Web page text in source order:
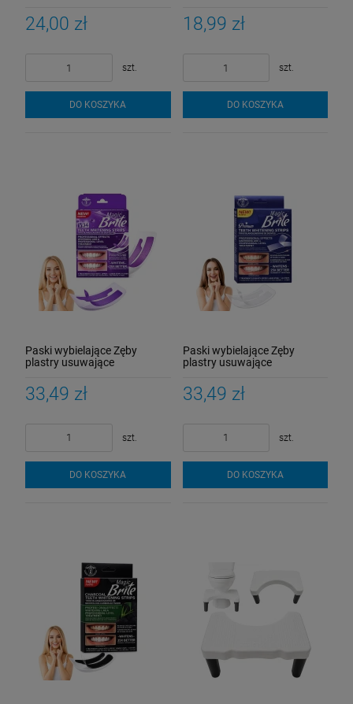
24,00 zł
szt.
DO KOSZYKA
18,99 zł
szt.
DO KOSZYKA
Paski wybielające Zęby
plastry usuwające
33,49 zł
szt.
DO KOSZYKA
Paski wybielające Zęby
plastry usuwające
33,49 zł
szt.
DO KOSZYKA